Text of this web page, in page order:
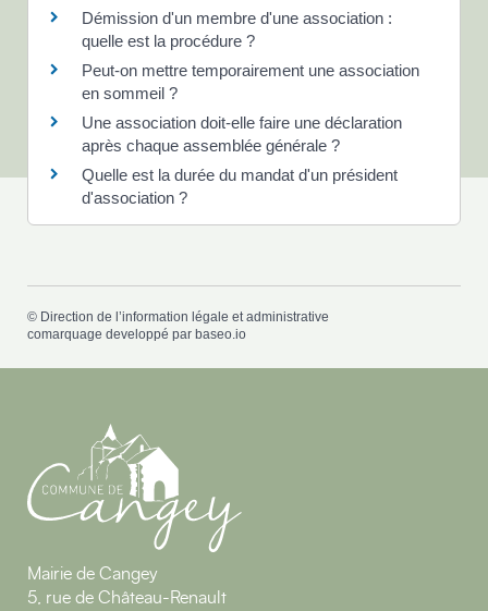
Démission d'un membre d'une association :
quelle est la procédure ?
Peut-on mettre temporairement une association
en sommeil ?
Une association doit-elle faire une déclaration
après chaque assemblée générale ?
Quelle est la durée du mandat d'un président
d'association ?
© Direction de l’information légale et administrative
comarquage developpé par baseo.io
Mairie de Cangey
5, rue de Château-Renault